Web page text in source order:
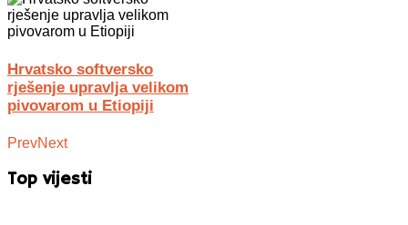
Hrvatsko softversko
rješenje upravlja velikom
pivovarom u Etiopiji
PrevNext
Top vijesti